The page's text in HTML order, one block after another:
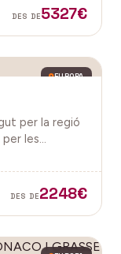
entre
DES DE5327€
EUROPA
per la regió
les
DES DE2248€